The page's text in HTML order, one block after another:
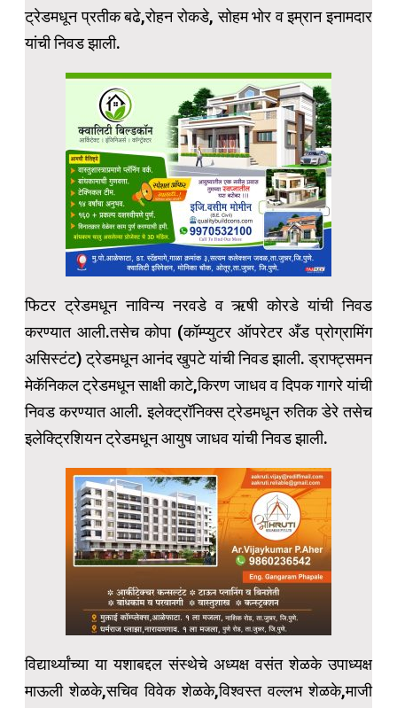
ट्रेडमधून प्रतीक बढे,रोहन रोकडे, सोहम भोर व इम्रान इनामदार
यांची निवड झाली.
फिटर ट्रेडमधून नाविन्य नरवडे व ऋषी कोरडे यांची निवड
करण्यात आली.तसेच कोपा (कॉम्प्युटर ऑपरेटर अँड प्रोग्रामिंग
असिस्टंट) ट्रेडमधून आनंद खुपटे यांची निवड झाली. ड्राफ्ट्समन
मेकॅनिकल ट्रेडमधून साक्षी काटे,किरण जाधव व दिपक गागरे यांची
निवड करण्यात आली. इलेक्ट्रॉनिक्स ट्रेडमधून रुतिक डेरे तसेच
इलेक्ट्रिशियन ट्रेडमधून आयुष जाधव यांची निवड झाली.
विद्यार्थ्यांच्या या यशाबद्दल संस्थेचे अध्यक्ष वसंत शेळके उपाध्यक्ष
माऊली शेळके,सचिव विवेक शेळके,विश्वस्त वल्लभ शेळके,माजी